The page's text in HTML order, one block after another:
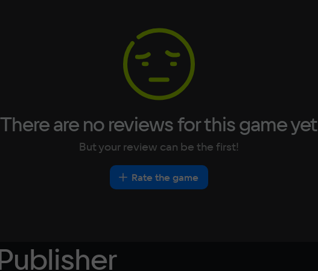
Portuguese
Turkish
There are no reviews for this game yet
But your review can be the first!
Rate the game